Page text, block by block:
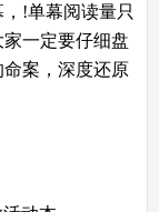
!单幕阅读量只
一定要仔细盘
案，深度还原